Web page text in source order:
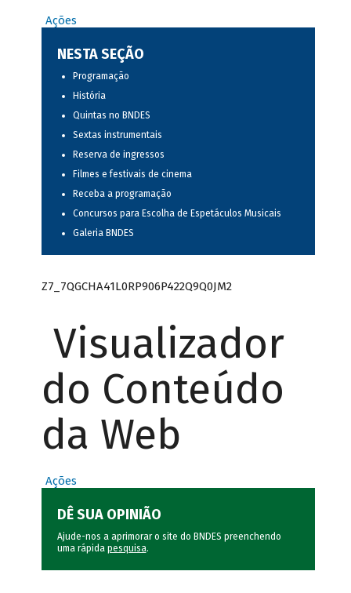
Ações
NESTA SEÇÃO
Programação
História
Quintas no BNDES
Sextas instrumentais
Reserva de ingressos
Filmes e festivais de cinema
Receba a programação
Concursos para Escolha de Espetáculos Musicais
Galeria BNDES
Z7_7QGCHA41L0RP906P422Q9Q0JM2
Visualizador
do Conteúdo
da Web
Ações
DÊ SUA OPINIÃO
Ajude-nos a aprimorar o site do BNDES preenchendo
uma rápida pesquisa.